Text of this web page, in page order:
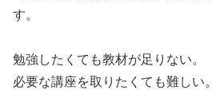
す。
勉強したくても教材が足りない。
必要な講座を取りたくても難しい。